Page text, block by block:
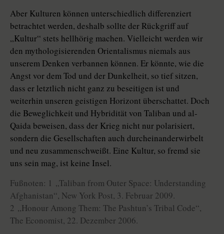
Aber Kulturen können unterschiedlich differenziert
betrachtet werden, deshalb sollte der Rückgriff auf
„Kultur“ stets hellhörig machen. Vielleicht werden wir
den mythologisierenden Orientalismus niemals aus
unserem Denken verbannen können. Er könnte, wie die
Angst vor dem Tod und der Dunkelheit, so tief sitzen,
dass er letztlich nicht ganz zu beseitigen ist und
weiterhin unseren geistigen Horizont überschattet. Doch
die Beweglichkeit und Hybridität von Taliban und al-
Qaida beweisen, dass der Krieg nicht nur polarisiert,
sondern die Gesellschaften auch durcheinanderwirbelt
und neu zusammenschweißt. Eine Kultur, so fremd sie
uns sein mag, ist keine Insel.
Fußnoten: 1 „Taliban from Outer Space: Understanding
Afghanistan“, New York Post, 3. Februar 2009.
2 „Honour Among Them: The Pashtun’s Tribal Code“,
The Economist, 22. Dezember 2006.